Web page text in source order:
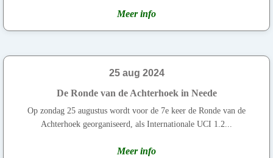
Meer info
25 aug 2024
De Ronde van de Achterhoek in Neede
Op zondag 25 augustus wordt voor de 7e keer de Ronde van de
Achterhoek georganiseerd, als Internationale UCI 1.2...
Meer info